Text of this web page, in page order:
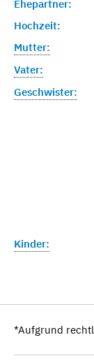
Ehepartner:
Hochzeit:
Mutter:
Vater:
Geschwister:
Kinder:
*Aufgrund